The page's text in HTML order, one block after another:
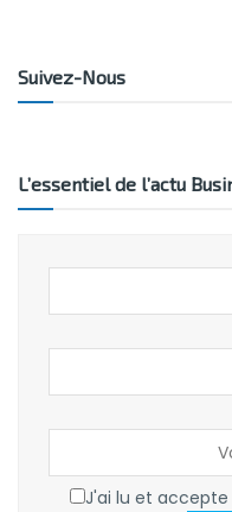
Suivez-Nous
L’essentiel de l’actu
J'ai lu et